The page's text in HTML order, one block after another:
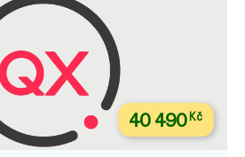
40 490Kč